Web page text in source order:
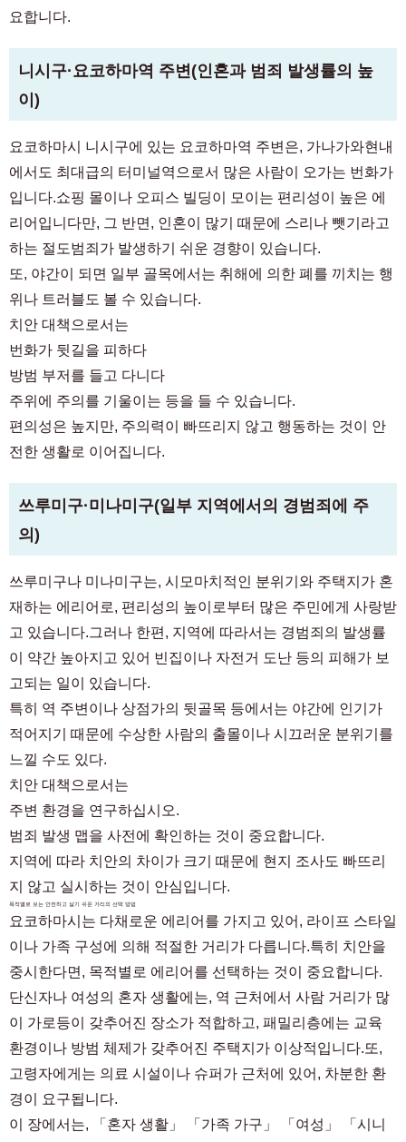
요합니다.
니시구·요코하마역 주변(인혼과 범죄 발생률의 높
이)
요코하마시 니시구에 있는 요코하마역 주변은, 가나가와현내
에서도 최대급의 터미널역으로서 많은 사람이 오가는 번화가
입니다.쇼핑 몰이나 오피스 빌딩이 모이는 편리성이 높은 에
리어입니다만, 그 반면, 인혼이 많기 때문에 스리나 뺏기라고
하는 절도범죄가 발생하기 쉬운 경향이 있습니다.
또, 야간이 되면 일부 골목에서는 취해에 의한 폐를 끼치는 행
위나 트러블도 볼 수 있습니다.
치안 대책으로서는
번화가 뒷길을 피하다
방범 부저를 들고 다니다
주위에 주의를 기울이는 등을 들 수 있습니다.
편의성은 높지만, 주의력이 빠뜨리지 않고 행동하는 것이 안
전한 생활로 이어집니다.
쓰루미구·미나미구(일부 지역에서의 경범죄에 주
의)
쓰루미구나 미나미구는, 시모마치적인 분위기와 주택지가 혼
재하는 에리어로, 편리성의 높이로부터 많은 주민에게 사랑받
고 있습니다.그러나 한편, 지역에 따라서는 경범죄의 발생률
이 약간 높아지고 있어 빈집이나 자전거 도난 등의 피해가 보
고되는 일이 있습니다.
특히 역 주변이나 상점가의 뒷골목 등에서는 야간에 인기가
적어지기 때문에 수상한 사람의 출몰이나 시끄러운 분위기를
느낄 수도 있다.
치안 대책으로서는
주변 환경을 연구하십시오.
범죄 발생 맵을 사전에 확인하는 것이 중요합니다.
지역에 따라 치안의 차이가 크기 때문에 현지 조사도 빠뜨리
지 않고 실시하는 것이 안심입니다.
목적별로 보는 안전하고 살기 쉬운 거리의 선택 방법
요코하마시는 다채로운 에리어를 가지고 있어, 라이프 스타일
이나 가족 구성에 의해 적절한 거리가 다릅니다.특히 치안을
중시한다면, 목적별로 에리어를 선택하는 것이 중요합니다.
단신자나 여성의 혼자 생활에는, 역 근처에서 사람 거리가 많
이 가로등이 갖추어진 장소가 적합하고, 패밀리층에는 교육
환경이나 방범 체제가 갖추어진 주택지가 이상적입니다.또,
고령자에게는 의료 시설이나 슈퍼가 근처에 있어, 차분한 환
경이 요구됩니다.
이 장에서는, 「혼자 생활」 「가족 가구」 「여성」 「시니
03-6712-4346